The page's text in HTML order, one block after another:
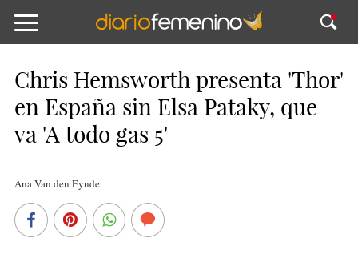
Chris Hemsworth presenta 'Thor'
en España sin Elsa Pataky, que
va 'A todo gas 5'
Ana Van den Eynde